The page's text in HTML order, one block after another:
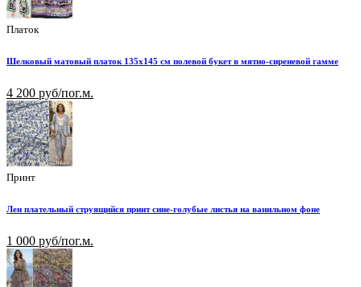
Платок
Шелковый матовый платок 135х145 см полевой букет в мятно-сиреневой гамме
4 200 руб/пог.м.
Принт
Лен плательный струящийся принт сине-голубые листья на ванильном фоне
1 000 руб/пог.м.